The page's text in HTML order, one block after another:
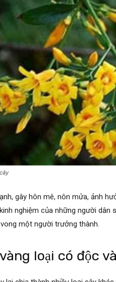
gây hôn mê, nôn mửa, ảnh
nghiệm của những người
một người trưởng thành.
loại có độc